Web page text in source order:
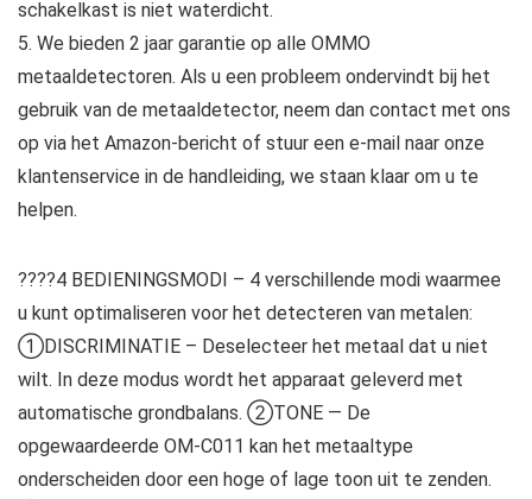
schakelkast is niet waterdicht.
5. We bieden 2 jaar garantie op alle OMMO
metaaldetectoren. Als u een probleem ondervindt bij het
gebruik van de metaaldetector, neem dan contact met ons
op via het Amazon-bericht of stuur een e-mail naar onze
klantenservice in de handleiding, we staan ​​klaar om u te
helpen.
????4 BEDIENINGSMODI – 4 verschillende modi waarmee
u kunt optimaliseren voor het detecteren van metalen:
①DISCRIMINATIE – Deselecteer het metaal dat u niet
wilt. In deze modus wordt het apparaat geleverd met
automatische grondbalans. ②TONE — De
opgewaardeerde OM-C011 kan het metaaltype
onderscheiden door een hoge of lage toon uit te zenden.